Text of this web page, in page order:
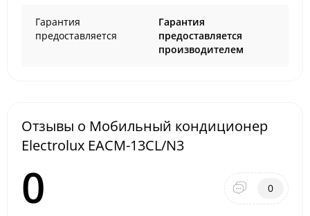
Гарантия
предоставляется
Гарантия
предоставляется
производителем
Отзывы о Мобильный кондиционер
Electrolux EACM-13CL/N3
0 0